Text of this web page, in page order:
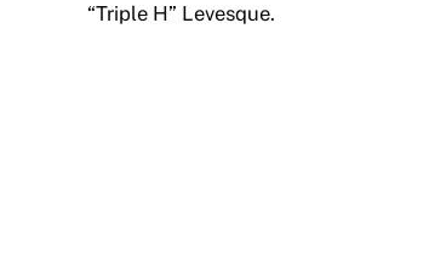
“Triple H” Levesque.